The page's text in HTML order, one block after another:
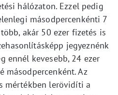
hálózaton. Ezzel pedig
másodpercenkénti 7
akár 50 ezer fizetés is
jegyeznénk
ennél kevesebb, 24 ezer
másodpercenként. Az
mértékben lerövidíti a